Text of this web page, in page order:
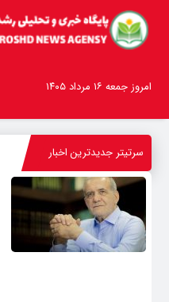
امروز جمعه ۱۶ مرداد ۱۴۰۵
سرتیتر جدیدترین اخبار